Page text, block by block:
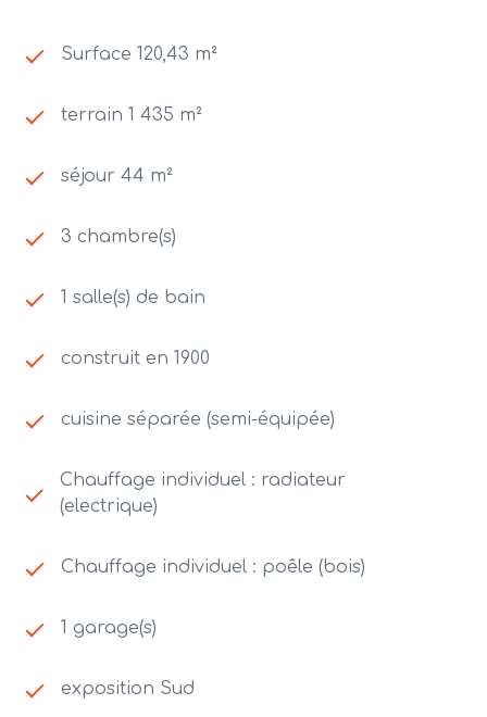
Surface 120,43 m²
terrain 1 435 m²
séjour 44 m²
3 chambre(s)
1 salle(s) de bain
construit en 1900
cuisine séparée (semi-équipée)
Chauffage individuel : radiateur
(electrique)
Chauffage individuel : poêle (bois)
1 garage(s)
exposition Sud